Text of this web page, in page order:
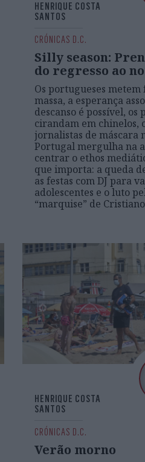
CRÓNICAS D.C.
Silly season:
do regresso ao
Os portugueses metem
massa, a esperança
descanso é possível, os
cirandam em chinelos,
jornalistas de máscara
Portugal mergulha na
centrar o ethos
que importa: a queda
as festas com DJ para
adolescentes e o luto
“marquise” de
HENRIQUE COSTA
SANTOS
CRÓNICAS D.C.
Verão morno
HENRIQUE COSTA
SANTOS